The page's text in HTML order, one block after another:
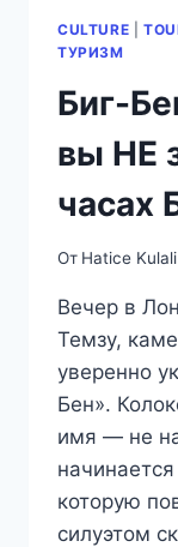
CULTURE
ТУРИЗМ
Биг-
вы НЕ
часах
От Hatice Kulali
Вечер в
Темзу,
уверенно
Бен».
имя — не
которую
силуэтом